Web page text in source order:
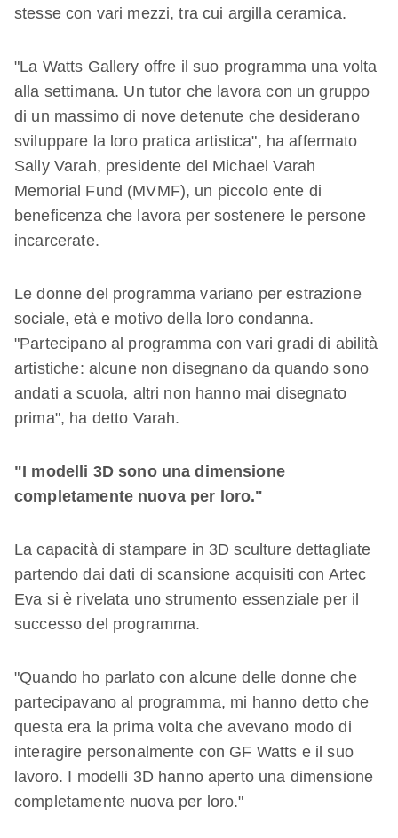
stesse con vari mezzi, tra cui argilla ceramica.
"La Watts Gallery offre il suo programma una volta
alla settimana. Un tutor che lavora con un gruppo
di un massimo di nove detenute che desiderano
sviluppare la loro pratica artistica", ha affermato
Sally Varah, presidente del Michael Varah
Memorial Fund (MVMF), un piccolo ente di
beneficenza che lavora per sostenere le persone
incarcerate.
Le donne del programma variano per estrazione
sociale, età e motivo della loro condanna.
"Partecipano al programma con vari gradi di abilità
artistiche: alcune non disegnano da quando sono
andati a scuola, altri non hanno mai disegnato
prima", ha detto Varah.
"I modelli 3D sono una dimensione
completamente nuova per loro."
La capacità di stampare in 3D sculture dettagliate
partendo dai dati di scansione acquisiti con Artec
Eva si è rivelata uno strumento essenziale per il
successo del programma.
"Quando ho parlato con alcune delle donne che
partecipavano al programma, mi hanno detto che
questa era la prima volta che avevano modo di
interagire personalmente con GF Watts e il suo
lavoro. I modelli 3D hanno aperto una dimensione
completamente nuova per loro."